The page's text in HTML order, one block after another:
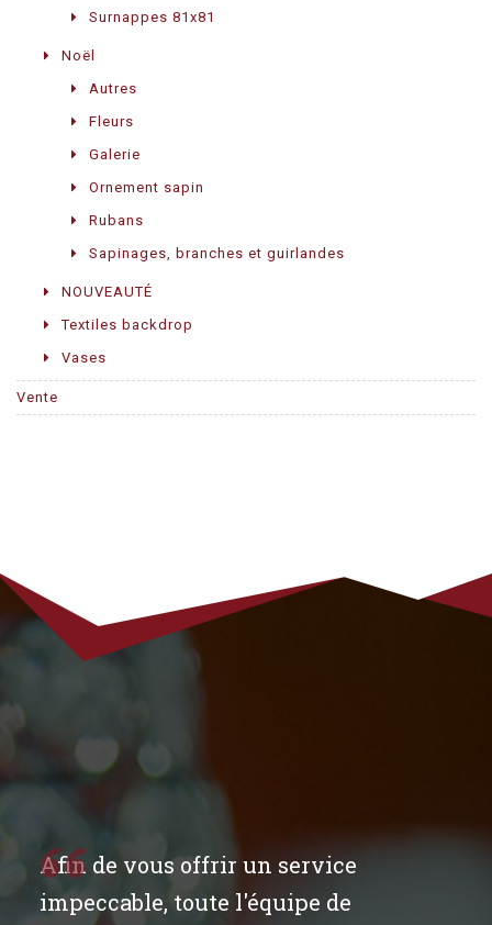
Surnappes 81x81
Noël
Autres
Fleurs
Galerie
Ornement sapin
Rubans
Sapinages, branches et guirlandes
NOUVEAUTÉ
Textiles backdrop
Vases
Vente
Afin de vous offrir un service
impeccable, toute l'équipe de